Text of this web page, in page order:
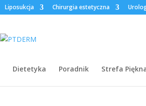
Liposukcja Chirurgia estetyczna
Dietetyka Poradnik Strefa